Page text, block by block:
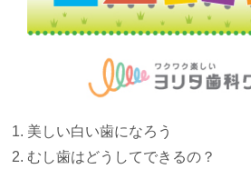
美しい白い歯になろう
むし歯はどうしてできるの？